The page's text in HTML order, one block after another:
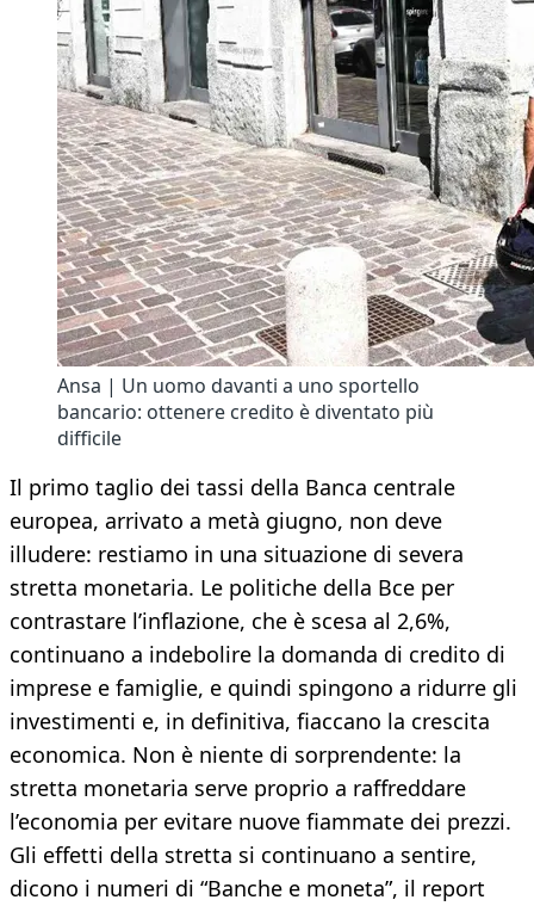
Ansa | Un uomo davanti a uno sportello
bancario: ottenere credito è diventato più
difficile
Il primo taglio dei tassi della Banca centrale
europea, arrivato a metà giugno, non deve
illudere: restiamo in una situazione di severa
stretta monetaria. Le politiche della Bce per
contrastare l’inflazione, che è scesa al 2,6%,
continuano a indebolire la domanda di credito di
imprese e famiglie, e quindi spingono a ridurre gli
investimenti e, in definitiva, fiaccano la crescita
economica. Non è niente di sorprendente: la
stretta monetaria serve proprio a raffreddare
l’economia per evitare nuove fiammate dei prezzi.
Gli effetti della stretta si continuano a sentire,
dicono i numeri di “Banche e moneta”, il report